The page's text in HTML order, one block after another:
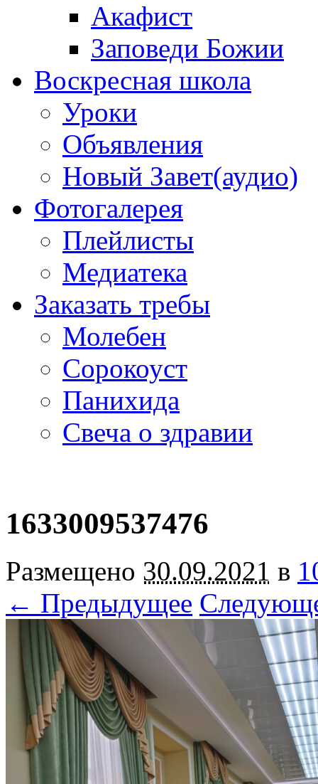
Акафист
Заповеди Божии
Воскресная школа
Уроки
Объявления
Новый Завет(аудио)
Фотогалерея
Плейлисты
Медиатека
Заказать требы
Молебен
Сорокоуст
Панихида
Свеча о здравии
1633009537476
Размещено 30.09.2021 в
← Предыдущее